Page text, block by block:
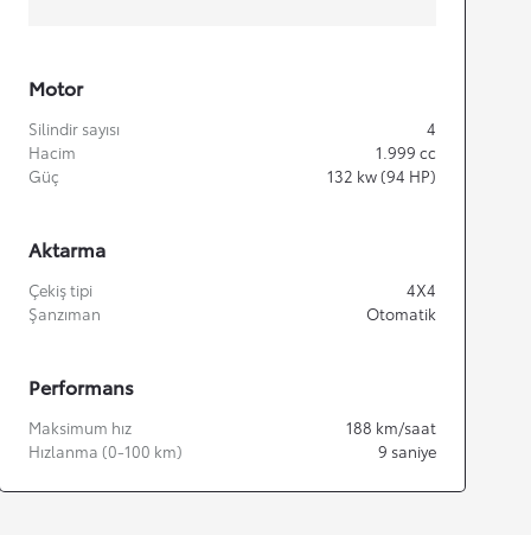
Motor
Silindir sayısı
4
Hacim
1.999 cc
Güç
132 kw (94 HP)
Aktarma
Çekiş tipi
4X4
Şanzıman
Otomatik
Performans
Maksimum hız 188 km/saat
Hızlanma (0-100 km)
9 saniye